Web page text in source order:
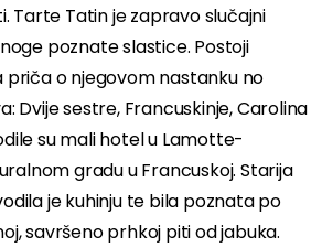
Tarte Tatin je zapravo slučajni
poznate slastice. Postoji
priča o njegovom nastanku no
Dvije sestre, Francuskinje, Carolina
su mali hotel u Lamotte-
gradu u Francuskoj. Starija
je kuhinju te bila poznata po
savršeno prhkoj piti od jabuka.